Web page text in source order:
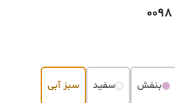
بنفش سفید سبز آبی